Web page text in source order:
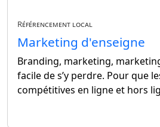
Référencement local
Marketing d'enseigne
Branding, marketing,
facile de s’y perdre. Pour que
compétitives en ligne et hors